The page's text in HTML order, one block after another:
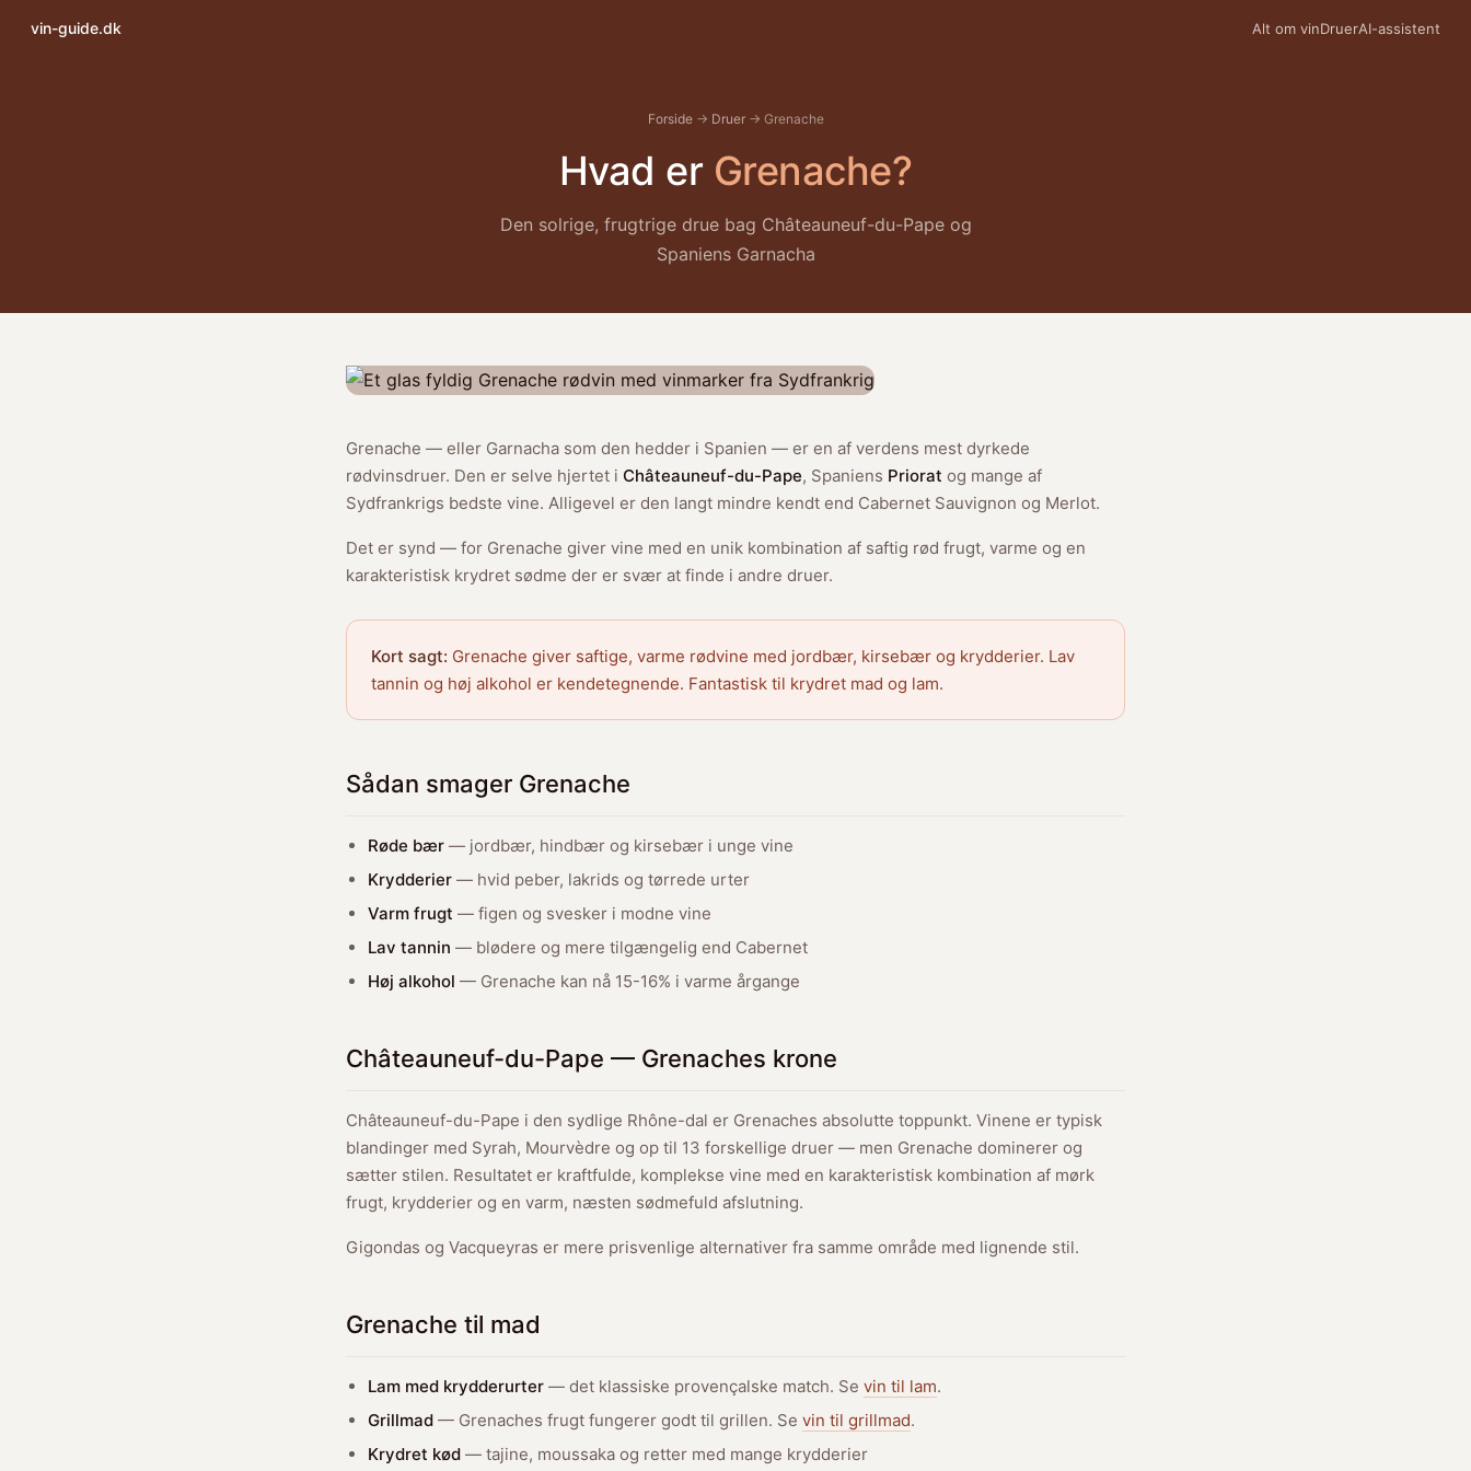
vin-guide.dk Alt om vinDruerAI-assistent
Forside→ Druer→ Grenache
Hvad er Grenache?
Den solrige, frugtrige drue bag Châteauneuf-du-Pape og
Spaniens Garnacha
Grenache — eller Garnacha som den hedder i Spanien — er en af verdens mest dyrkede
rødvinsdruer. Den er selve hjertet i Châteauneuf-du-Pape, Spaniens Priorat og mange af
Sydfrankrigs bedste vine. Alligevel er den langt mindre kendt end Cabernet Sauvignon og Merlot.
Det er synd — for Grenache giver vine med en unik kombination af saftig rød frugt, varme og en
karakteristisk krydret sødme der er svær at finde i andre druer.
Kort sagt: Grenache giver saftige, varme rødvine med jordbær, kirsebær og krydderier. Lav
tannin og høj alkohol er kendetegnende. Fantastisk til krydret mad og lam.
Sådan smager Grenache
Røde bær — jordbær, hindbær og kirsebær i unge vine
Krydderier — hvid peber, lakrids og tørrede urter
Varm frugt — figen og svesker i modne vine
Lav tannin — blødere og mere tilgængelig end Cabernet
Høj alkohol — Grenache kan nå 15-16% i varme årgange
Châteauneuf-du-Pape — Grenaches krone
Châteauneuf-du-Pape i den sydlige Rhône-dal er Grenaches absolutte toppunkt. Vinene er typisk
blandinger med Syrah, Mourvèdre og op til 13 forskellige druer — men Grenache dominerer og
sætter stilen. Resultatet er kraftfulde, komplekse vine med en karakteristisk kombination af mørk
frugt, krydderier og en varm, næsten sødmefuld afslutning.
Gigondas og Vacqueyras er mere prisvenlige alternativer fra samme område med lignende stil.
Grenache til mad
Lam med krydderurter — det klassiske provençalske match. Se vin til lam.
Grillmad — Grenaches frugt fungerer godt til grillen. Se vin til grillmad.
Krydret kød — tajine, moussaka og retter med mange krydderier